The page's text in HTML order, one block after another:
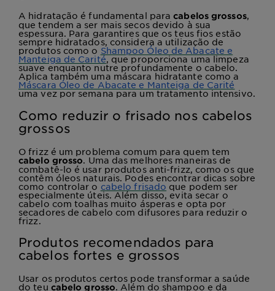
A hidratação é fundamental paracabelos grossos,
que tendem a ser mais secos devido à sua
espessura. Para garantires que os teus fios estão
sempre hidratados, considera a utilização de
produtos como o Shampoo Óleo de Abacate e
Manteiga de Carité, que proporciona uma limpeza
suave enquanto nutre profundamente o cabelo.
Aplica também uma máscara hidratante como a
Máscara Óleo de Abacate e Manteiga de Carité
uma vez por semana para um tratamento intensivo.
Como reduzir o frisado nos cabelos
grossos
O frizz é um problema comum para quem tem
cabelo grosso
. Uma das melhores maneiras de
combatê-lo é usar produtos anti-frizz, como os que
contêm óleos naturais. Podes encontrar dicas sobre
como controlar o cabelo frisado que podem ser
especialmente úteis. Além disso, evita secar o
cabelo com toalhas muito ásperas e opta por
secadores de cabelo com difusores para reduzir o
frizz.
Produtos recomendados para
cabelos fortes e grossos
Usar os produtos certos pode transformar a saúde
do teu cabelo grosso. Além do shampoo e da